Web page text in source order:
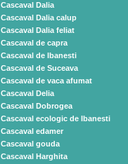
Cascaval Dalia
Cascaval Dalia calup
Cascaval Dalia feliat
Cascaval de capra
Cascaval de Ibanesti
Cascaval de Suceava
Cascaval de vaca afumat
Cascaval Delia
Cascaval Dobrogea
Cascaval ecologic de Ibanesti
Cascaval edamer
Cascaval gouda
Cascaval Harghita